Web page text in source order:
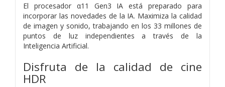
El procesador α11 Gen3 IA está preparado para
incorporar las novedades de la IA. Maximiza la calidad
de imagen y sonido, trabajando en los 33 millones de
puntos de luz independientes a través de la
Inteligencia Artificial.
Disfruta de la calidad de cine
HDR